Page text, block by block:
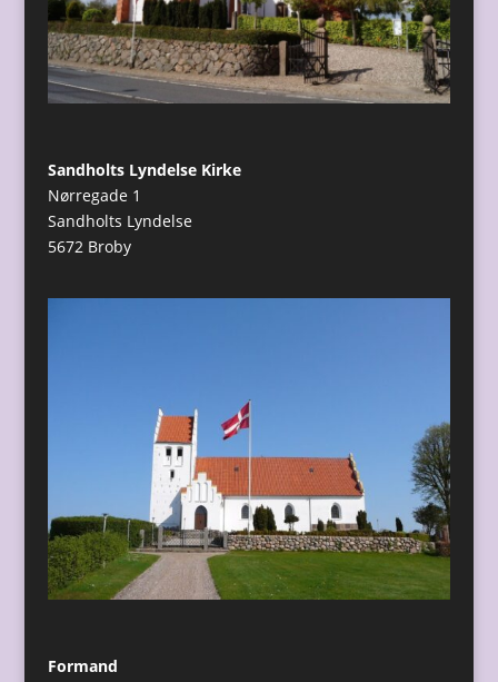
Sandholts Lyndelse Kirke
Nørregade 1
Sandholts Lyndelse
5672 Broby
Formand